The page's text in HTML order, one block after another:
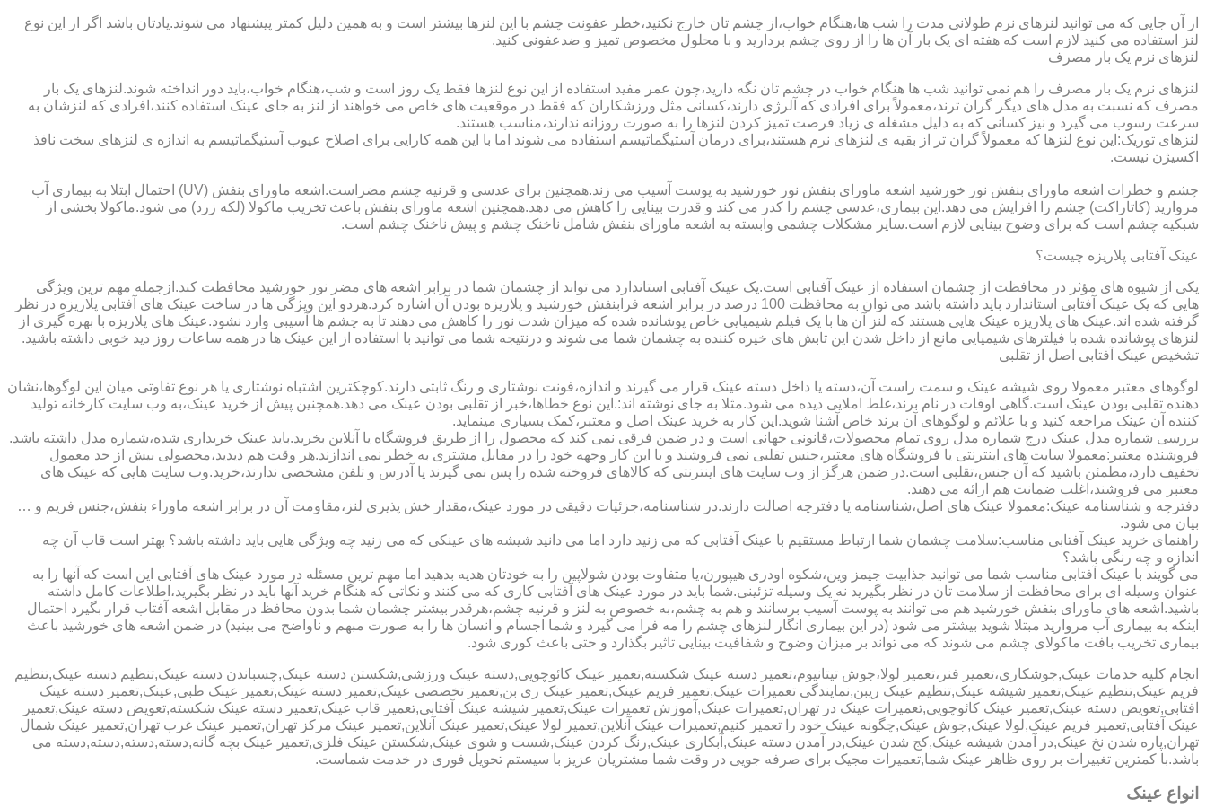
از آن جایی که می توانید لنزهای نرم طولانی مدت را شب ها،هنگام خواب،از چشم تان خارج نکنید،خطر عفونت چشم با این لنزها بیشتر است و به همین دلیل کمتر پیشنهاد می شوند.یادتان باشد اگر از این نوع
لنز استفاده می کنید لازم است که هفته ای یک بار آن ها را از روی چشم بردارید و با محلول مخصوص تمیز و ضدعفونی کنید.
لنزهای نرم یک بار مصرف
لنزهای نرم یک بار مصرف را هم نمی توانید شب ها هنگام خواب در چشم تان نگه دارید،چون عمر مفید استفاده از این نوع لنزها فقط یک روز است و شب،هنگام خواب،باید دور انداخته شوند.لنزهای یک بار
مصرف که نسبت به مدل های دیگر گران ترند،معمولاً برای افرادی که آلرژی دارند،کسانی مثل ورزشکاران که فقط در موقعیت های خاص می خواهند از لنز به جای عینک استفاده کنند،افرادی که لنزشان به
سرعت رسوب می گیرد و نیز کسانی که به دلیل مشغله ی زیاد فرصت تمیز کردن لنزها را به صورت روزانه ندارند،مناسب هستند.
لنزهای توریک:این نوع لنزها که معمولاً گران تر از بقیه ی لنزهای نرم هستند،برای درمان آستیگماتیسم استفاده می شوند اما با این همه کارایی برای اصلاح عیوب آستیگماتیسم به اندازه ی لنزهای سخت نافذ
اکسیژن نیست.
چشم و خطرات اشعه ماورای بنفش نور خورشید اشعه ماورای بنفش نور خورشید به پوست آسیب می زند.همچنین برای عدسی و قرنیه چشم مضراست.اشعه ماورای بنفش (UV) احتمال ابتلا به بیماری آب
مروارید (کاتاراکت) چشم را افزایش می دهد.این بیماری،عدسی چشم را کدر می کند و قدرت بینایی را کاهش می دهد.همچنین اشعه ماورای بنفش باعث تخریب ماکولا (لکه زرد) می شود.ماکولا بخشی از
شبکیه چشم است که برای وضوح بینایی لازم است.سایر مشکلات چشمی وابسته به اشعه ماورای بنفش شامل ناخنک چشم و پیش ناخنک چشم است.
عینک آفتابی پلاریزه چیست؟
یکی از شیوه های مؤثر در محافظت از چشمان استفاده از عینک آفتابی است.یک عینک آفتابی استاندارد می تواند از چشمان شما در برابر اشعه های مضر نور خورشید محافظت کند.ازجمله مهم ترین ویژگی
هایی که یک عینک آفتابی استاندارد باید داشته باشد می توان به محافظت 100 درصد در برابر اشعه فرابنفش خورشید و پلاریزه بودن آن اشاره کرد.هردو این ویژگی ها در ساخت عینک های آفتابی پلاریزه در نظر
گرفته شده اند.عینک های پلاریزه عینک هایی هستند که لنز آن ها با یک فیلم شیمیایی خاص پوشانده شده که میزان شدت نور را کاهش می دهند تا به چشم ها آسیبی وارد نشود.عینک های پلاریزه با بهره گیری از
لنزهای پوشانده شده با فیلترهای شیمیایی مانع از داخل شدن این تابش های خیره کننده به چشمان شما می شوند و درنتیجه شما می توانید با استفاده از این عینک ها در همه ساعات روز دید خوبی داشته باشید.
تشخیص عینک آفتابی اصل از تقلبی
لوگوهای معتبر معمولا روی شیشه عینک و سمت راست آن،دسته یا داخل دسته عینک قرار می گیرند و اندازه،فونت نوشتاری و رنگ ثابتی دارند.کوچکترین اشتباه نوشتاری یا هر نوع تفاوتی میان این لوگوها،نشان
دهنده تقلبی بودن عینک است.گاهی اوقات در نام برند،غلط املایی دیده می شود.مثلا به جای نوشته اند:.این نوع خطاها،خبر از تقلبی بودن عینک می دهد.همچنین پیش از خرید عینک،به وب سایت کارخانه تولید
کننده آن عینک مراجعه کنید و با علائم و لوگوهای آن برند خاص آشنا شوید.این کار به خرید عینک اصل و معتبر،کمک بسیاری مینماید.
بررسی شماره مدل عینک درج شماره مدل روی تمام محصولات،قانونی جهانی است و در ضمن فرقی نمی کند که محصول را از طریق فروشگاه یا آنلاین بخرید.باید عینک خریداری شده،شماره مدل داشته باشد.
فروشنده معتبر:معمولا سایت های اینترنتی یا فروشگاه های معتبر،جنس تقلبی نمی فروشند و با این کار وجهه خود را در مقابل مشتری به خطر نمی اندازند.هر وقت هم دیدید،محصولی بیش از حد معمول
تخفیف دارد،مطمئن باشید که آن جنس،تقلبی است.در ضمن هرگز از وب سایت های اینترنتی که کالاهای فروخته شده را پس نمی گیرند یا آدرس و تلفن مشخصی ندارند،خرید.وب سایت هایی که عینک های
معتبر می فروشند،اغلب ضمانت هم ارائه می دهند.
دفترچه و شناسنامه عینک:معمولا عینک های اصل،شناسنامه یا دفترچه اصالت دارند.در شناسنامه،جزئیات دقیقی در مورد عینک،مقدار خش پذیری لنز،مقاومت آن در برابر اشعه ماوراء بنفش،جنس فریم و …
بیان می شود.
راهنمای خرید عینک آفتابی مناسب:سلامت چشمان شما ارتباط مستقیم با عینک آفتابی که می زنید دارد اما می دانید شیشه های عینکی که می زنید چه ویژگی هایی باید داشته باشد؟ بهتر است قاب آن چه
اندازه و چه رنگی باشد؟
می گویند با عینک آفتابی مناسب شما می توانید جذابیت جیمز وین،شکوه اودری هیپورن،یا متفاوت بودن شولاپین را به خودتان هدیه بدهید اما مهم ترین مسئله در مورد عینک های آفتابی این است که آنها را به
عنوان وسیله ای برای محافظت از سلامت تان در نظر بگیرید نه یک وسیله تزئینی.شما باید در مورد عینک های آفتابی کاری که می کنند و نکاتی که هنگام خرید آنها باید در نظر بگیرید،اطلاعات کامل داشته
باشید.اشعه های ماورای بنفش خورشید هم می توانند به پوست آسیب برسانند و هم به چشم،به خصوص به لنز و قرنیه چشم،هرقدر بیشتر چشمان شما بدون محافظ در مقابل اشعه آفتاب قرار بگیرد احتمال
اینکه به بیماری آب مروارید مبتلا شوید بیشتر می شود (در این بیماری انگار لنزهای چشم را مه فرا می گیرد و شما اجسام و انسان ها را به صورت مبهم و ناواضح می بینید) در ضمن اشعه های خورشید باعث
بیماری تخریب بافت ماکولای چشم می شوند که می تواند بر میزان وضوح و شفافیت بینایی تاثیر بگذارد و حتی باعث کوری شود.
انجام کلیه خدمات عینک,جوشکاری،تعمیر فنر،تعمیر لولا،جوش تیتانیوم،تعمیر دسته عینک شکسته,تعمیر عینک کائوچویی,دسته عینک ورزشی,شکستن دسته عینک,چسباندن دسته عینک,تنظیم دسته عینک,تنظیم
فریم عینک,تنظیم عینک,تعمیر شیشه عینک,تنظیم عینک ریبن,نمایندگی تعمیرات عینک,تعمیر فریم عینک,تعمیر عینک ری بن,تعمیر تخصصی عینک,تعمیر دسته عینک,تعمیر عینک طبی,عینک,تعمیر دسته عینک
افتابی,تعویض دسته عینک,تعمیر عینک کائوچویی,تعمیرات عینک در تهران,تعمیرات عینک,آموزش تعمیرات عینک,تعمیر شیشه عینک آفتابی,تعمیر قاب عینک,تعمیر دسته عینک شکسته,تعویض دسته عینک,تعمیر
عینک آفتابی,تعمیر فریم عینک,لولا عینک,جوش عینک,چگونه عینک خود را تعمیر کنیم,تعمیرات عینک آنلاین,تعمیر لولا عینک,تعمیر عینک آنلاین,تعمیر عینک مرکز تهران,تعمیر عینک غرب تهران,تعمیر عینک شمال
تهران,پاره شدن نخ عینک,در آمدن شیشه عینک,کج شدن عینک,در آمدن دسته عینک,آبکاری عینک,رنگ کردن عینک,شست و شوی عینک,شکستن عینک فلزی,تعمیر عینک بچه گانه,دسته,دسته,دسته,دسته می
باشد.با کمترین تغییرات بر روی ظاهر عینک شما,تعمیرات مجیک برای صرفه جویی در وقت شما مشتریان عزیز با سیستم تحویل فوری در خدمت شماست.
انواع عینک